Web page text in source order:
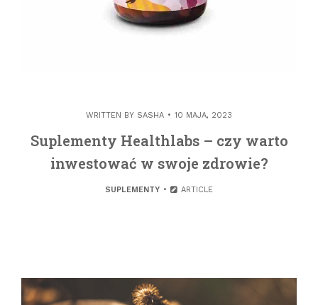
WRITTEN BY SASHA 10 MAJA, 2023
Suplementy Healthlabs – czy warto
inwestować w swoje zdrowie?
SUPLEMENTY ARTICLE